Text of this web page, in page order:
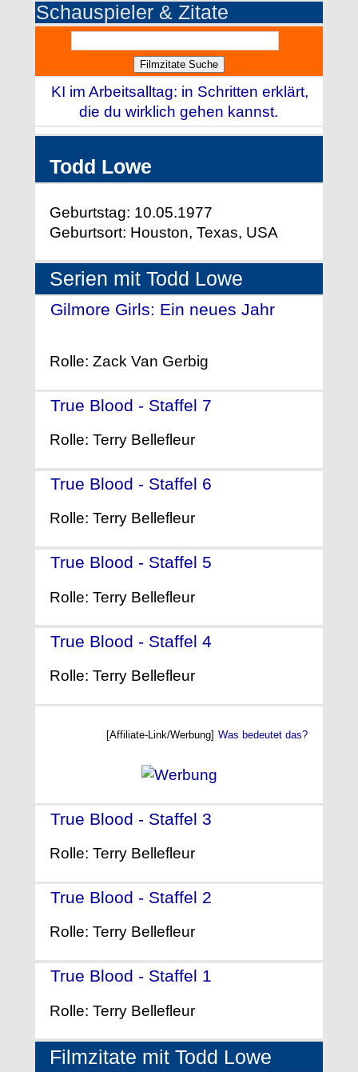
Schauspieler & Zitate
KI im Arbeitsalltag: in Schritten erklärt,
die du wirklich gehen kannst.
Todd Lowe
Geburtstag: 10.05.1977
Geburtsort: Houston, Texas, USA
Serien mit Todd Lowe
Gilmore Girls: Ein neues Jahr
Rolle: Zack Van Gerbig
True Blood - Staffel 7
Rolle: Terry Bellefleur
True Blood - Staffel 6
Rolle: Terry Bellefleur
True Blood - Staffel 5
Rolle: Terry Bellefleur
True Blood - Staffel 4
Rolle: Terry Bellefleur
[Affiliate-Link/Werbung] Was bedeutet das?
True Blood - Staffel 3
Rolle: Terry Bellefleur
True Blood - Staffel 2
Rolle: Terry Bellefleur
True Blood - Staffel 1
Rolle: Terry Bellefleur
Filmzitate mit Todd Lowe